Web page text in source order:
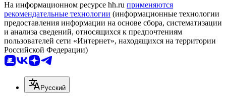
На информационном ресурсе hh.ru применяются
рекомендательные технологии (информационные технологии
предоставления информации на основе сбора, систематизации
и анализа сведений, относящихся к предпочтениям
пользователей сети «Интернет», находящихся на территории
Российской Федерации)
Русский